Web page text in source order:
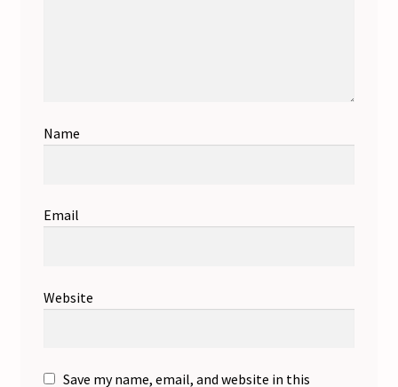
Name
Email
Website
Save my name, email, and website in this